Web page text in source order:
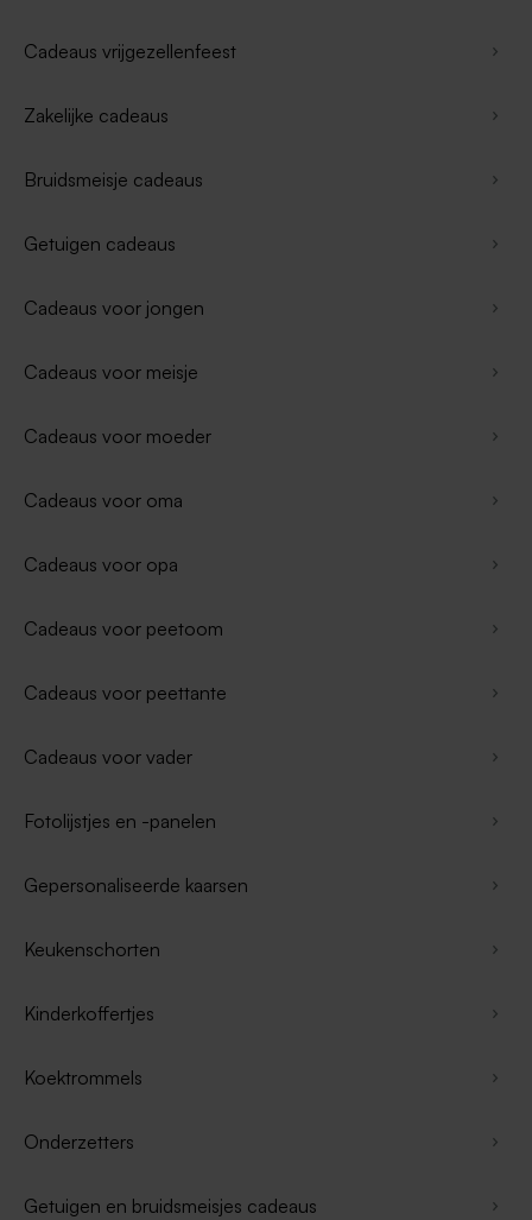
Cadeaus vrijgezellenfeest
Zakelijke cadeaus
Bruidsmeisje cadeaus
Getuigen cadeaus
Cadeaus voor jongen
Cadeaus voor meisje
Cadeaus voor moeder
Cadeaus voor oma
Cadeaus voor opa
Cadeaus voor peetoom
Cadeaus voor peettante
Cadeaus voor vader
Fotolijstjes en -panelen
Gepersonaliseerde kaarsen
Keukenschorten
Kinderkoffertjes
Koektrommels
Onderzetters
Getuigen en bruidsmeisjes cadeaus